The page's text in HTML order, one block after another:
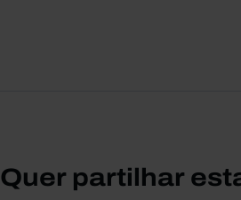
Quer partilhar